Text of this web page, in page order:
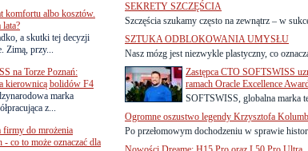
SEKRETY SZCZĘŚCIA
Szczęścia szukamy często na zewnątrz – w
SZTUKA ODBLOKOWANIA UMYSŁU
Nasz mózg jest niezwykle plastyczny, co
Zastępca CTO SOFTSWISS
ramach Oracle Excellence
SOFTSWISS, globalna marka
Ogromne oszustwo legendy Krzysztofa
Po przełomowym dochodzeniu w sprawie
komfortu albo kosztów.
a skutki tej decyzji
Zimą, przy...
na Torze Poznań:
kierownicą bolidów F4
marka
z...
firmy do mrożenia
co to może oznaczać dla